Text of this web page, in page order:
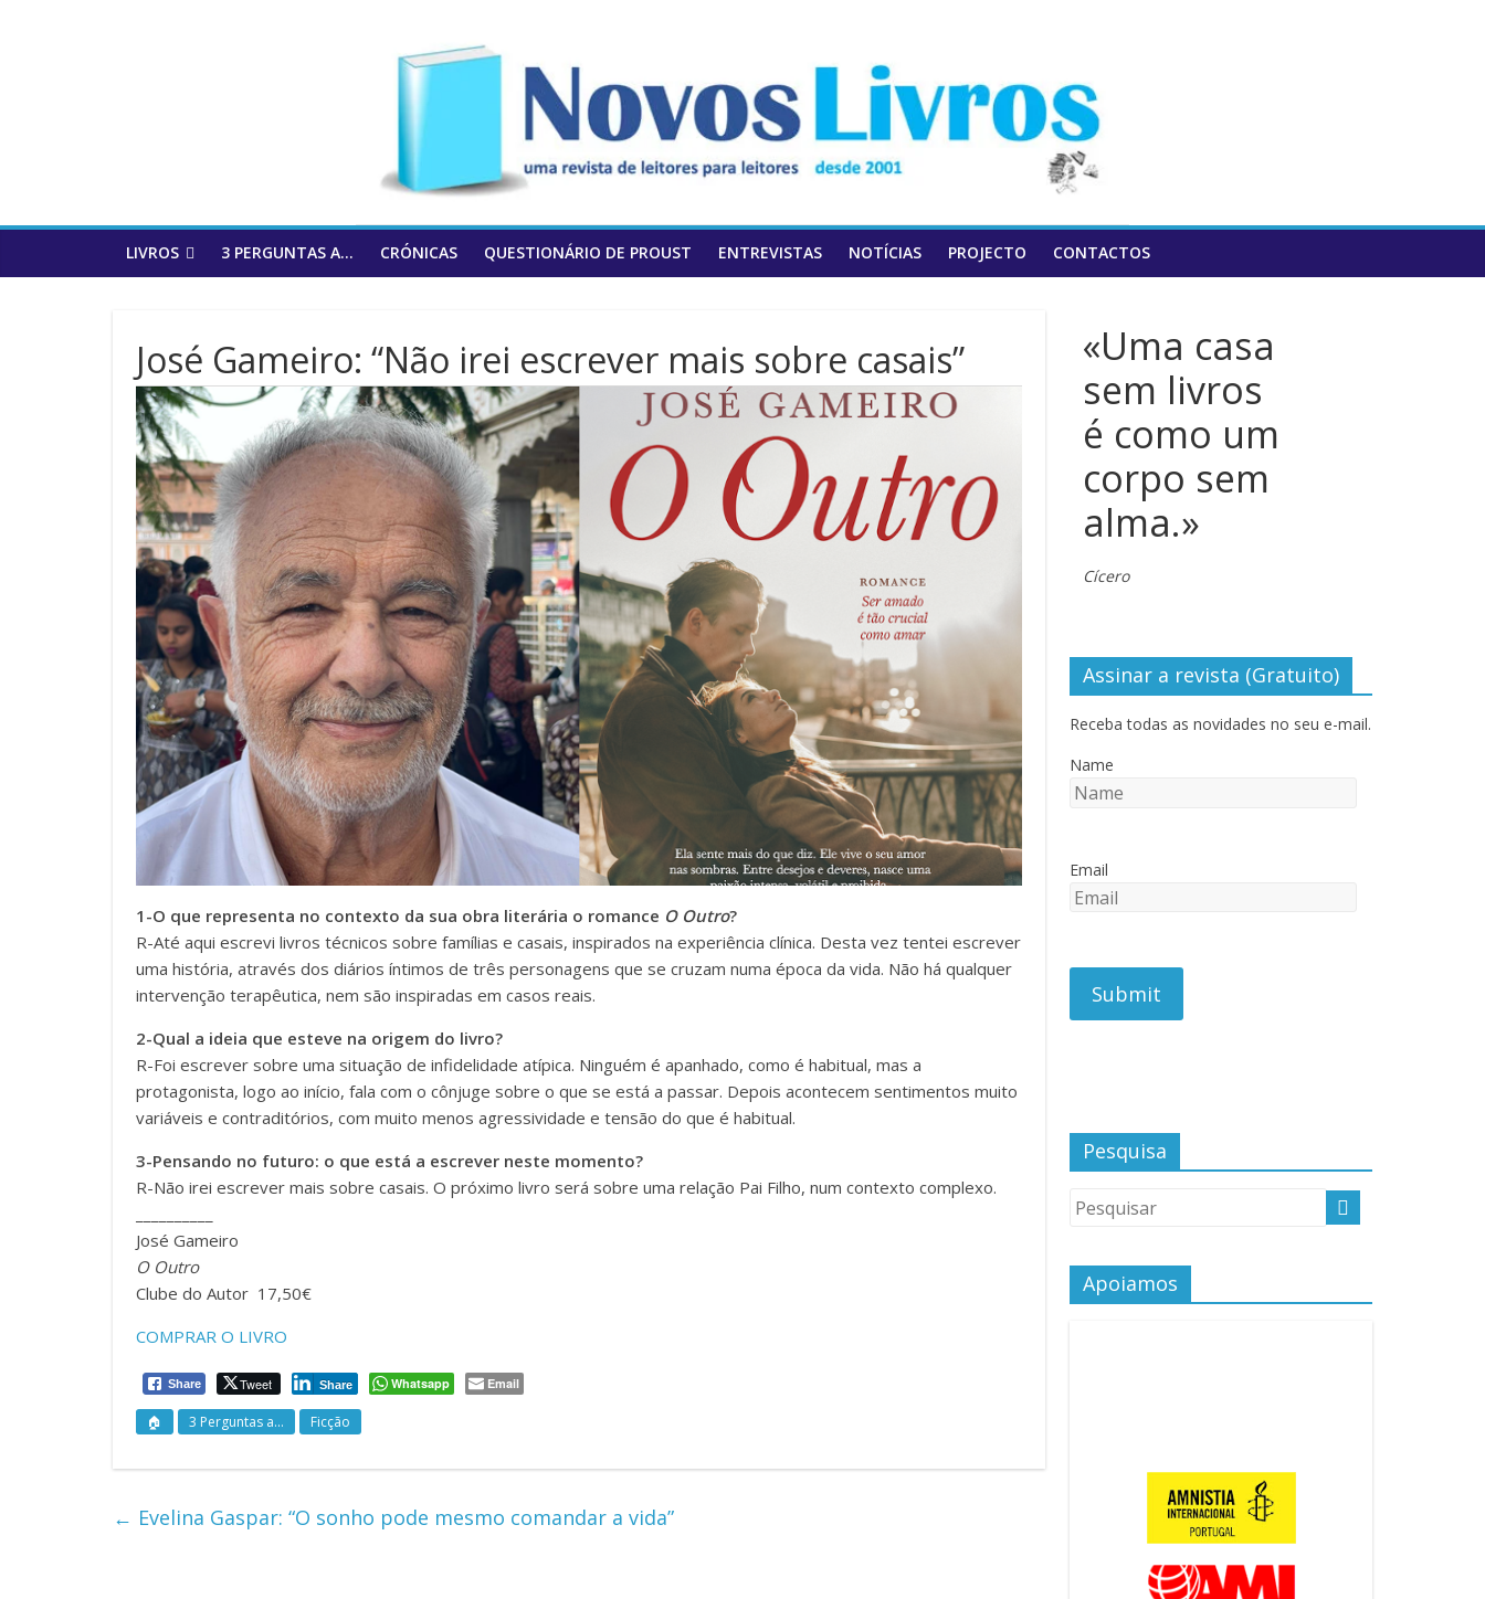
LIVROS 3 PERGUNTAS A… CRÓNICAS QUESTIONÁRIO DE PROUST ENTREVISTAS NOTÍCIAS PROJECTO CONTACTOS
José Gameiro: “Não irei escrever mais sobre casais”
1-O que representa no contexto da sua obra literária o romance O Outro?
R-Até aqui escrevi livros técnicos sobre famílias e casais, inspirados na experiência clínica. Desta vez tentei escrever
uma história, através dos diários íntimos de três personagens que se cruzam numa época da vida. Não há qualquer
intervenção terapêutica, nem são inspiradas em casos reais.
2-Qual a ideia que esteve na origem do livro?
R-Foi escrever sobre uma situação de infidelidade atípica. Ninguém é apanhado, como é habitual, mas a
protagonista, logo ao início, fala com o cônjuge sobre o que se está a passar. Depois acontecem sentimentos muito
variáveis e contraditórios, com muito menos agressividade e tensão do que é habitual.
3-Pensando no futuro: o que está a escrever neste momento?
R-Não irei escrever mais sobre casais. O próximo livro será sobre uma relação Pai Filho, num contexto complexo.
José Gameiro
O Outro
Clube do Autor 17,50€
COMPRAR O LIVRO
Share Tweet Share Whatsapp Email
🏠 3 Perguntas a... Ficção
← Evelina Gaspar: “O sonho pode mesmo comandar a vida”
«Uma casa
sem livros
é como um
corpo sem
alma.»
Cícero
Assinar a revista (Gratuito)
Receba todas as novidades no seu e-mail.
Name
Email
Pesquisa
Apoiamos